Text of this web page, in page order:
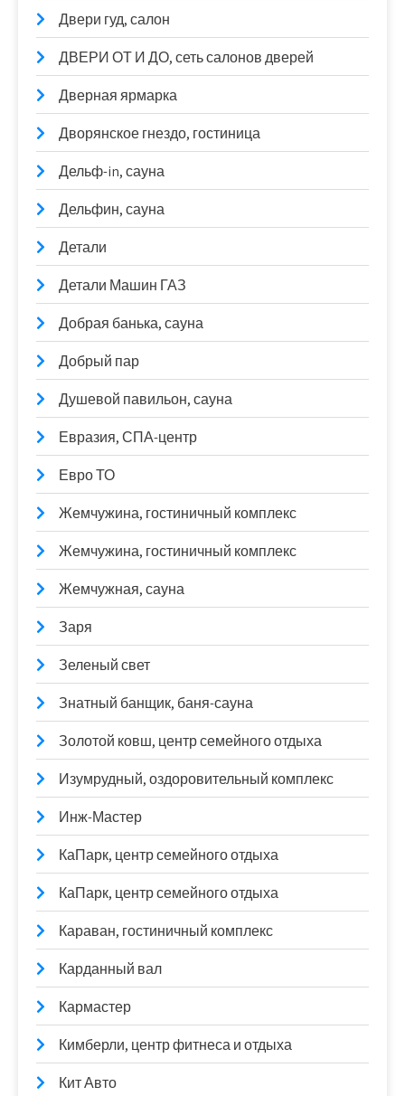
Двери гуд, салон
ДВЕРИ ОТ И ДО, сеть салонов дверей
Дверная ярмарка
Дворянское гнездо, гостиница
Дельф-in, сауна
Дельфин, сауна
Детали
Детали Машин ГАЗ
Добрая банька, сауна
Добрый пар
Душевой павильон, сауна
Евразия, СПА-центр
Евро ТО
Жемчужина, гостиничный комплекс
Жемчужина, гостиничный комплекс
Жемчужная, сауна
Заря
Зеленый свет
Знатный банщик, баня-сауна
Золотой ковш, центр семейного отдыха
Изумрудный, оздоровительный комплекс
Инж-Мастер
КаПарк, центр семейного отдыха
КаПарк, центр семейного отдыха
Караван, гостиничный комплекс
Карданный вал
Кармастер
Кимберли, центр фитнеса и отдыха
Кит Авто